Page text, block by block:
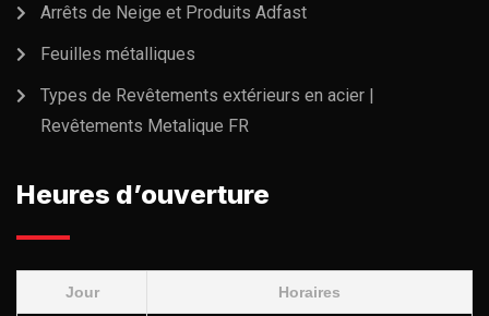
Arrêts de Neige et Produits Adfast
Feuilles métalliques
Types de Revêtements extérieurs en acier |
Revêtements Metalique FR
Heures d’ouverture
Jour Horaires